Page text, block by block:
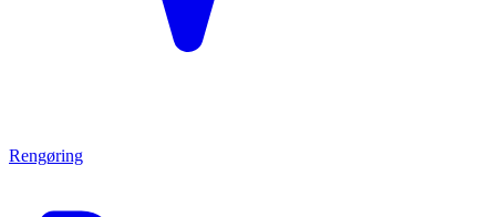
Rengøring